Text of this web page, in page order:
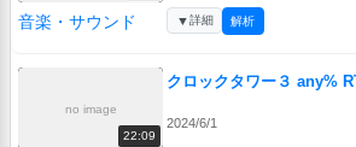
音楽・サウンド ▼詳細 解析
no image
22:09
クロックタワー３ any%
2024/6/1